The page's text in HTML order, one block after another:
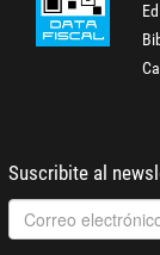
Suscribite al